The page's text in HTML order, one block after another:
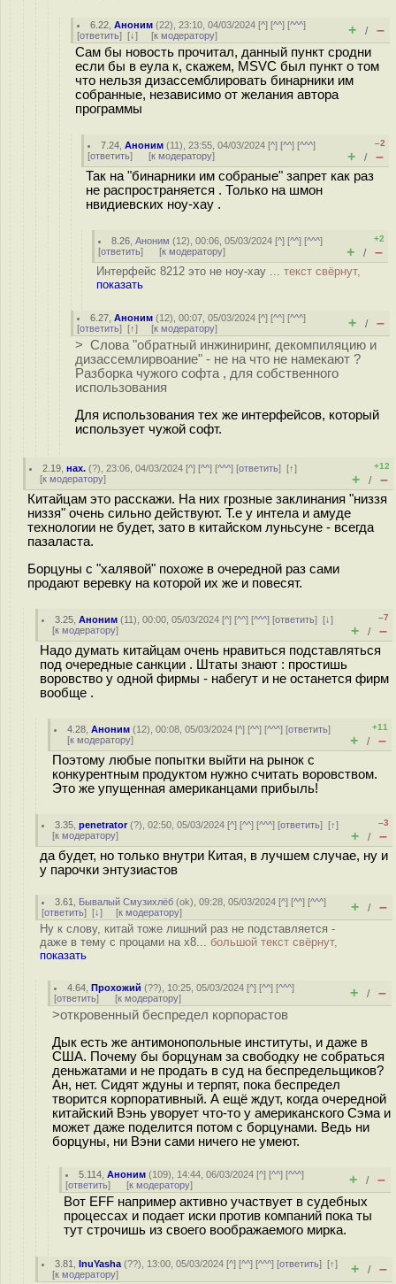
6.22 ,Аноним (22), 23:10, 04/03/2024 [^] [^^] [^^^]
[ответить] [↓] [к модератору] + / –
Сам бы новость прочитал, данный пункт сродни
если бы в еула к, скажем, MSVC был пункт о том
что нельзя дизассемблировать бинарники им
собранные, независимо от желания автора
программы
7.24 ,Аноним (11), 23:55, 04/03/2024 [^] [^^] [^^^]
[ответить] [к модератору]
–2
+ / –
Так на "бинарники им собраные" запрет как раз
не распространяется . Только на шмон
нвидиевских ноу-хау .
8.26 ,Аноним (12), 00:06, 05/03/2024 [^] [^^] [^^^]
[ответить] [к модератору]
+2
+ / –
Интерфейс 8212 это не ноу-хау ... текст свёрнут,
показать
6.27 ,Аноним (12), 00:07, 05/03/2024 [^] [^^] [^^^]
[ответить] [↑] [к модератору] + / –
> Слова "обратный инжиниринг, декомпиляцию и
дизассемлирвоание" - не на что не намекают ?
Разборка чужого софта , для собственного
использования
Для использования тех же интерфейсов, который
использует чужой софт.
2.19 ,нах. (?), 23:06, 04/03/2024 [^] [^^] [^^^] [ответить][↑]
[к модератору]
+12
+ / –
Китайцам это расскажи. На них грозные заклинания "низзя
низзя" очень сильно действуют. Т.е у интела и амуде
технологии не будет, зато в китайском луньсуне - всегда
пазаласта.
Борцуны с "халявой" похоже в очередной раз сами
продают веревку на которой их же и повесят.
3.25 ,Аноним (11), 00:00, 05/03/2024 [^] [^^] [^^^] [ответить][↓]
[к модератору]
–7
+ / –
Надо думать китайцам очень нравиться подставляться
под очередные санкции . Штаты знают : простишь
воровство у одной фирмы - набегут и не останется фирм
вообще .
4.28 ,Аноним (12), 00:08, 05/03/2024 [^] [^^] [^^^] [ответить]
[к модератору]
+11
+ / –
Поэтому любые попытки выйти на рынок с
конкурентным продуктом нужно считать воровством.
Это же упущенная американцами прибыль!
3.35 ,penetrator(?), 02:50, 05/03/2024 [^] [^^] [^^^] [ответить][↑]
[к модератору]
–3
+ / –
да будет, но только внутри Китая, в лучшем случае, ну и
у парочки энтузиастов
3.61 Бывалый Смузихлёб (ok), 09:28, 05/03/2024 [^] [^^] [^^^]
[ответить] [↓] [к модератору] + / –
Ну к слову, китай тоже лишний раз не подставляется -
даже в тему с процами на х8... большой текст свёрнут,
показать
4.64 ,Прохожий (??), 10:25, 05/03/2024 [^] [^^] [^^^]
[ответить] [к модератору] + / –
>откровенный беспредел корпорастов
Дык есть же антимонопольные институты, и даже в
США. Почему бы борцунам за свободку не собраться
деньжатами и не продать в суд на беспредельщиков?
Ан, нет. Сидят ждуны и терпят, пока беспредел
творится корпоративный. А ещё ждут, когда очередной
китайский Вэнь уворует что-то у американского Сэма и
может даже поделится потом с борцунами. Ведь ни
борцуны, ни Вэни сами ничего не умеют.
5.114 ,Аноним (109), 14:44, 06/03/2024 [^] [^^] [^^^]
[ответить] [к модератору] + / –
Вот EFF например активно участвует в судебных
процессах и подает иски против компаний пока ты
тут строчишь из своего воображаемого мирка.
3.81 ,InuYasha (??), 13:00, 05/03/2024 [^] [^^] [^^^] [ответить][↑]
[к модератору] + / –